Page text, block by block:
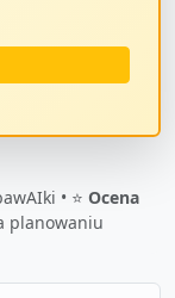
• ⭐ Ocena
planowaniu